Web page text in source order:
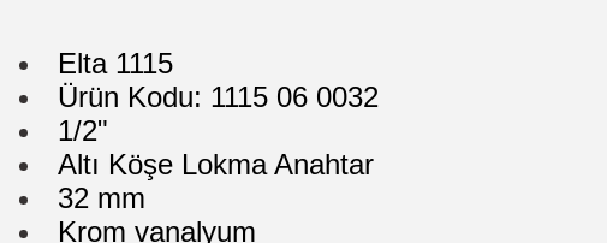
Elta 1115
Ürün Kodu: 1115 06 0032
1/2"
Altı Köşe Lokma Anahtar
32 mm
Krom vanalyum